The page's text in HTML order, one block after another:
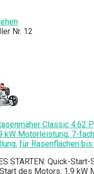
Nr. 12
Classic 4.62
kW Motorleistung, 7-
für Rasenflächen bis
STARTEN: Quick-
des Motors. 1,9 kW